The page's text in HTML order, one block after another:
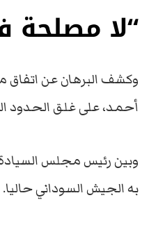
“لا مصلحة
وكشف البرهان عن اتفاق
أحمد، على غلق الحدود
وبين رئيس مجلس
به الجيش السوداني حاليا.